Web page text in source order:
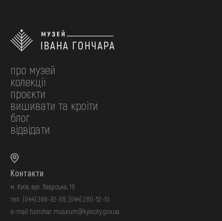
про музей
колекції
проєкти
вишивати та кроїти
блог
відвідати
Контакти
м. Київ, вул. Лаврська, 19
тел.: (044) 288-92-68 (044) 280-52-10
e-mail: honchar.museum@kyivcity.gov.ua